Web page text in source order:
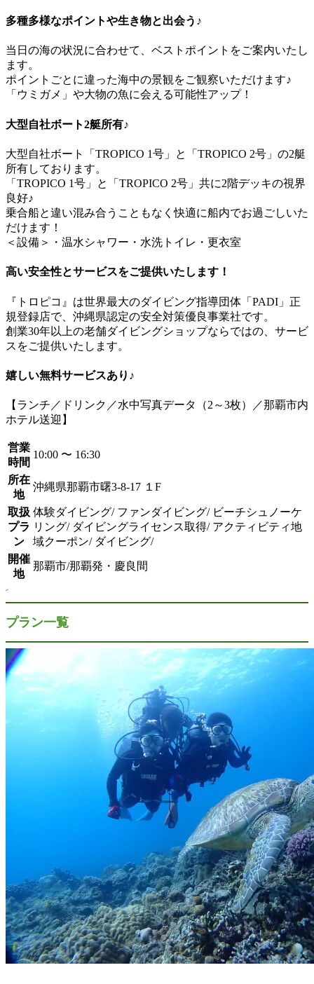
多種多様なポイントや生き物と出会う♪
当日の海の状況に合わせて、ベストポイントをご案内いたし
ます。
ポイントごとに違った海中の景観をご観察いただけます♪
「ウミガメ」や大物の魚に会える可能性アップ！
大型自社ボート2艇所有♪
大型自社ボート「TROPICO 1号」と「TROPICO 2号」の2艇
所有しております。
「TROPICO 1号」と「TROPICO 2号」共に2階デッキの視界
良好♪
乗合船と違い混み合うこともなく快適に船内でお過ごしいた
だけます！
＜設備＞・温水シャワー・水洗トイレ・更衣室
高い安全性とサービスをご提供いたします！
『トロピコ』は世界最大のダイビング指導団体「PADI」正
規登録店で、沖縄県認定の安全対策優良事業社です。
創業30年以上の老舗ダイビングショップならではの、サービ
スをご提供いたします。
嬉しい無料サービスあり♪
【ランチ／ドリンク／水中写真データ（2～3枚）／那覇市内
ホテル送迎】
営業
時間
10:00 〜 16:30
所在
地
沖縄県那覇市曙3-8-17 １F
取扱
プラ
ン
体験ダイビング/ ファンダイビング/ ビーチシュノーケ
リング/ ダイビングライセンス取得/ アクティビティ地
域クーポン/ ダイビング/
開催
地
那覇市/那覇発・慶良間
プラン一覧